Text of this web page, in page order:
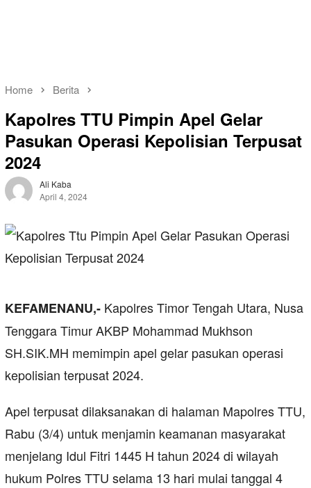
Home Berita
Kapolres TTU Pimpin Apel Gelar
Pasukan Operasi Kepolisian Terpusat
2024
Ali Kaba
April 4, 2024
KEFAMENANU,- Kapolres Timor Tengah Utara, Nusa
Tenggara Timur AKBP Mohammad Mukhson
SH.SIK.MH memimpin apel gelar pasukan operasi
kepolisian terpusat 2024.
Apel terpusat dilaksanakan di halaman Mapolres TTU,
Rabu (3/4) untuk menjamin keamanan masyarakat
menjelang Idul Fitri 1445 H tahun 2024 di wilayah
hukum Polres TTU selama 13 hari mulai tanggal 4